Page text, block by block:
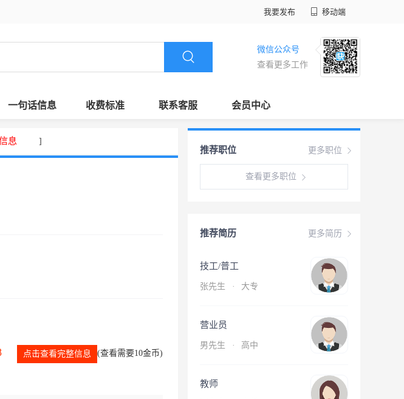
我要发布 移动端
微信公众号
查看更多工作
一句话信息 收费标准 联系客服 会员中心
息 ]
点击查看完整信息 (查看需要10金币)
更多职位
推荐职位
查看更多职位
更多简历
推荐简历
技工/普工
张先生 · 大专
营业员
男先生 · 高中
教师